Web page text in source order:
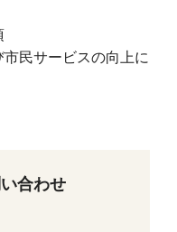
民サービスの向上に
合わせ